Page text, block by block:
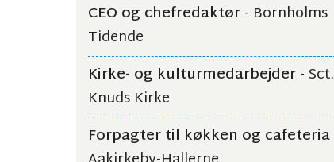
CEO og chefredaktør- Bornholms
Tidende
Kirke- og kulturmedarbejder- Sct.
Knuds Kirke
Forpagter til køkken og cafeteria